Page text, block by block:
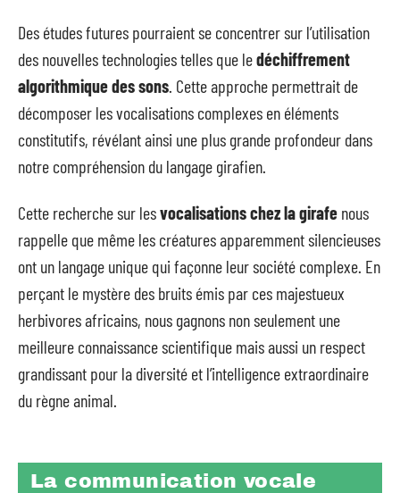
Des études futures pourraient se concentrer sur l’utilisation
des nouvelles technologies telles que ledéchiffrement
algorithmique des sons . Cette approche permettrait de
décomposer les vocalisations complexes en éléments
constitutifs, révélant ainsi une plus grande profondeur dans
notre compréhension du langage girafien.
Cette recherche sur lesvocalisations chez la girafe nous
rappelle que même les créatures apparemment silencieuses
ont un langage unique qui façonne leur société complexe. En
perçant le mystère des bruits émis par ces majestueux
herbivores africains, nous gagnons non seulement une
meilleure connaissance scientifique mais aussi un respect
grandissant pour la diversité et l’intelligence extraordinaire
du règne animal.
La communication vocale